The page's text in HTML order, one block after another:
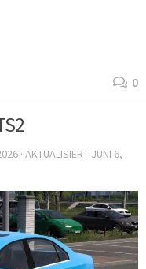
0
· AKTUALISIERT JUNI 6,